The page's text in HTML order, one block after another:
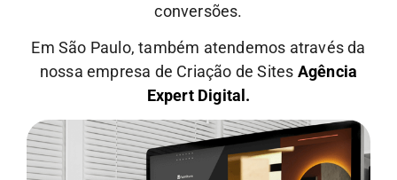
conversões.
Em São Paulo, também atendemos através da
nossa empresa de Criação de Sites Agência
Expert Digital.